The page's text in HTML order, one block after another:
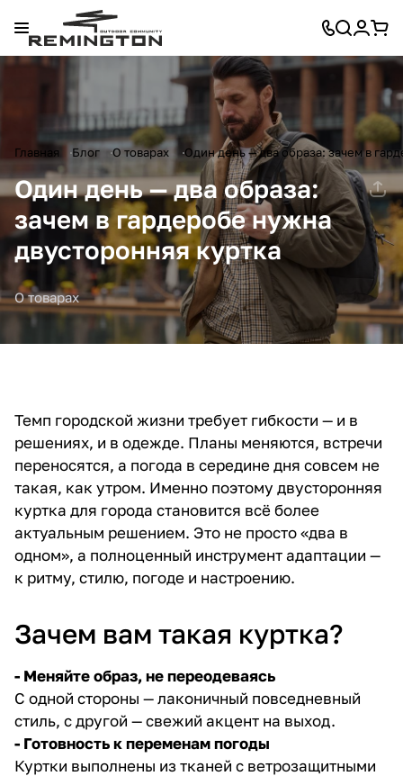
Главная Блог О товарах Один день — два образа: зачем в
Один день — два образа:
зачем в гардеробе нужна
двусторонняя куртка
О товарах
Темп городской жизни требует гибкости — и в
решениях, и в одежде. Планы меняются, встречи
переносятся, а погода в середине дня совсем не
такая, как утром. Именно поэтому двусторонняя
куртка для города становится всё более
актуальным решением. Это не просто «два в
одном», а полноценный инструмент адаптации —
к ритму, стилю, погоде и настроению.
Зачем вам такая куртка?
- Меняйте образ, не переодеваясь
С одной стороны — лаконичный повседневный
стиль, с другой — свежий акцент на выход.
- Готовность к переменам погоды
Куртки выполнены из тканей с ветрозащитными